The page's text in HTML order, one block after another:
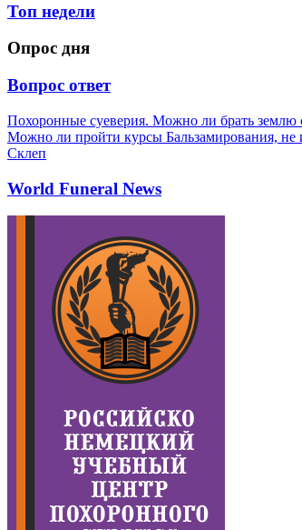
Топ недели
Опрос дня
Вопрос ответ
Похоронные суеверия. Можно ли брать землю
Можно ли пройти курсы Бальзамирования, не
Склеп
World Funeral News